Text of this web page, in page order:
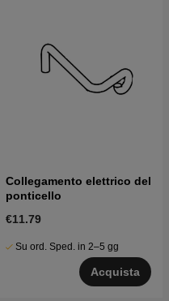
Collegamento elettrico del
ponticello
€11.79
Su ord. Sped. in 2–5 gg
Acquista